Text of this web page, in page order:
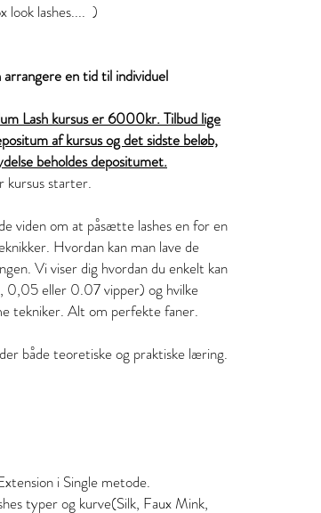
look lashes.... )
en tid til individuel
Lash kursus er 6000kr. Tilbud lige
af kursus og det sidste beløb,
beholdes depositumet.
kursus starter.
viden om at påsætte lashes en for en
Hvordan kan man lave de
Vi viser dig hvordan du enkelt kan
0,05 eller 0.07 vipper) og hvilke
tekniker. Alt om perfekte faner.
både teoretiske og praktiske læring.
i Single metode.
typer og kurve(Silk, Faux Mink,